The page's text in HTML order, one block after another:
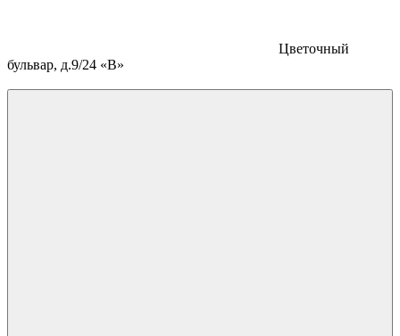
Цветочный
бульвар, д.9/24 «В»